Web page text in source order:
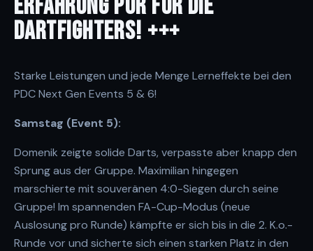
ERFAHRUNG PUR FÜR DIE
DARTFIGHTERS! +++
Starke Leistungen und jede Menge Lerneffekte bei den
PDC Next Gen Events 5 & 6!
Samstag (Event 5):
Domenik zeigte solide Darts, verpasste aber knapp den
Sprung aus der Gruppe. Maximilian hingegen
marschierte mit souveränen 4:0-Siegen durch seine
Gruppe! Im spannenden FA-Cup-Modus (neue
Auslosung pro Runde) kämpfte er sich bis in die 2. K.o.-
Runde vor und sicherte sich einen starken Platz in den